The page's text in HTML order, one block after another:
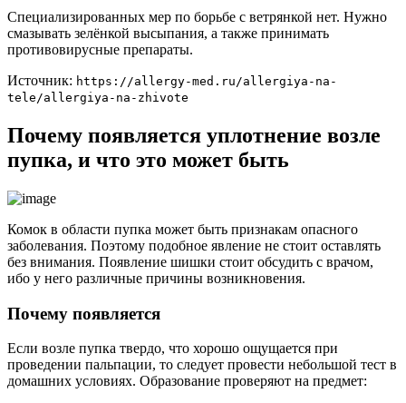
Специализированных мер по борьбе с ветрянкой нет. Нужно
смазывать зелёнкой высыпания, а также принимать
противовирусные препараты.
Источник: https://allergy-med.ru/allergiya-na-
tele/allergiya-na-zhivote
Почему появляется уплотнение возле
пупка, и что это может быть
Комок в области пупка может быть признакам опасного
заболевания. Поэтому подобное явление не стоит оставлять
без внимания. Появление шишки стоит обсудить с врачом,
ибо у него различные причины возникновения.
Почему появляется
Если возле пупка твердо, что хорошо ощущается при
проведении пальпации, то следует провести небольшой тест в
домашних условиях. Образование проверяют на предмет: